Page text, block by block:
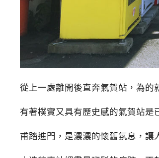
從上一處離開後直奔氣賀站，為的
有著樸實又具有歷史感的氣賀站是
甫踏進門，是濃濃的懷舊氛息，